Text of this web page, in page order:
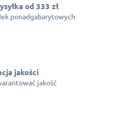
od 333 zł
ponadgabarytowych
jakości
jakość